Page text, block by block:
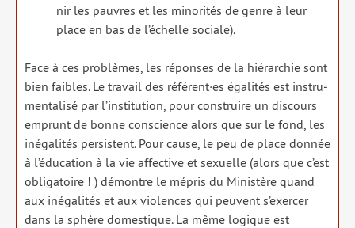
nir les pauvres et les mino­ri­tés de genre à leur
place en bas de l’échelle sociale).
Face à ces pro­blèmes, les réponses de la hié­rar­chie sont
bien faibles. Le tra­vail des référent·es éga­li­tés est ins­tru­
men­ta­li­sé par l’institution, pour construire un dis­cours
emprunt de bonne conscience alors que sur le fond, les
inéga­li­tés per­sistent. Pour cause, le peu de place don­née
à l’éducation à la vie affec­tive et sexuelle (alors que c’est
obli­ga­toire ! ) démontre le mépris du Ministère quand
aux inéga­li­tés et aux vio­lences qui peuvent s’exercer
dans la sphère domes­tique. La même logique est